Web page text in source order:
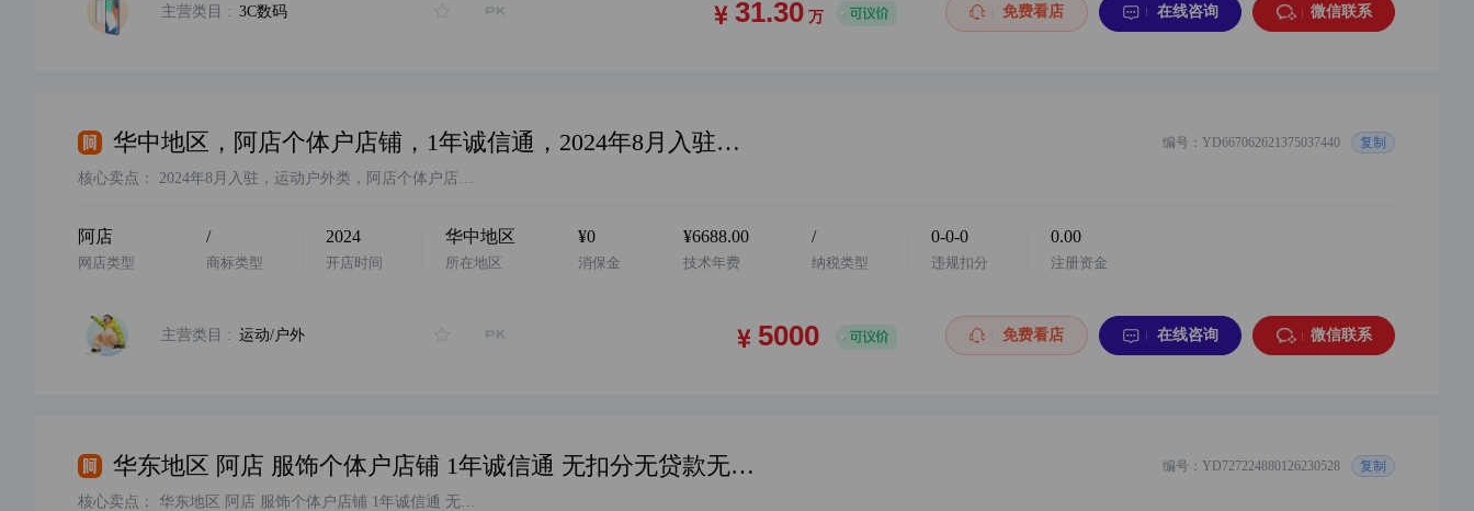
12分钟前 y***b 以¥50000.00
购买 西南地区，微信视频号，企业店，白酒类目，...
14分钟前 y***a 以¥4000.00
购买 西北地区 阿店 家居用品个体店 1年诚信通...
主营类目 : 3C数码 万 免费看店 在线咨询 微信联系
编号：YD667062621375037440 复制
华中地区，阿店个体户店铺，1年诚信通，2024年8月入驻，运动户外类，无违规扣分，诚意出售，欢迎咨询…
核心卖点： 2024年8月入驻，运动户外类，阿店个体户店铺，无违规扣分，诚意出售
阿店
网店类型
/
商标类型
2024
开店时间
华中地区
所在地区
¥0
消保金
¥6688.00
技术年费
/
纳税类型
0-0-0
违规扣分
0.00
注册资金
主营类目 : 运动/户外 免费看店 在线咨询 微信联系
编号：YD727224880126230528 复制
华东地区 阿店 服饰个体户店铺 1年诚信通 无扣分无贷款无社保 卖家诚意出售 价格美丽 欢迎咨询…
核心卖点： 华东地区 阿店 服饰个体户店铺 1年诚信通 无扣分无贷款无社保 卖家诚意出售 价格美丽 欢迎咨询